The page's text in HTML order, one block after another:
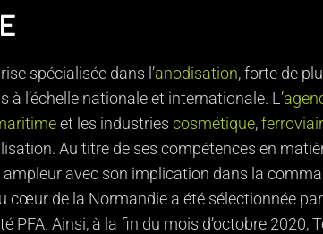
spécialisée dans l’anodisation, forte de
l’échelle nationale et internationale. L’
et les industries cosmétique,
Au titre de ses compétences en
avec son implication dans la
cœur de la Normandie a été sélectionnée
Ainsi, à la fin du mois d’octobre 2020,